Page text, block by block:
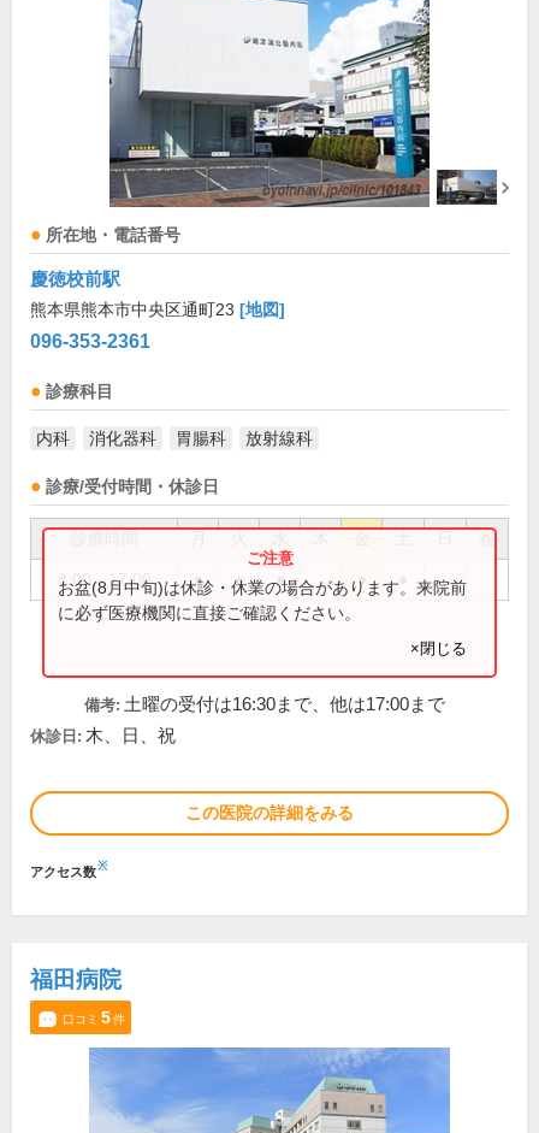
所在地・電話番号
慶徳校前駅
熊本県熊本市中央区通町23 [地図]
096-353-2361
診療科目
内科 消化器科 胃腸科 放射線科
診療/受付時間・休診日
祝
8:00～17:00 ● ● ● ●
お盆(8月中旬)は休診・休業の場合があります。来院前
に必ず医療機関に直接ご確認ください。
×閉じる
備考: 土曜の受付は16:30まで、他は17:00まで
休診日: 木、日、祝
この医院の詳細をみる
アクセス数※
福田病院
口コミ 5件